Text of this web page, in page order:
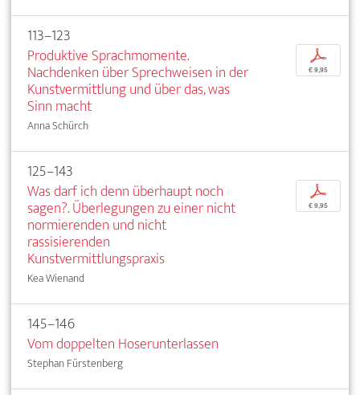
113–123
Produktive Sprachmomente.
Nachdenken über Sprechweisen in der
Kunstvermittlung und über das, was
Sinn macht
Anna Schürch
p
€ 9,95
125–143
Was darf ich denn überhaupt noch
sagen?. Überlegungen zu einer nicht
normierenden und nicht
rassisierenden
Kunstvermittlungspraxis
Kea Wienand
p
€ 9,95
145–146
Vom doppelten Hoserunterlassen
Stephan Fürstenberg